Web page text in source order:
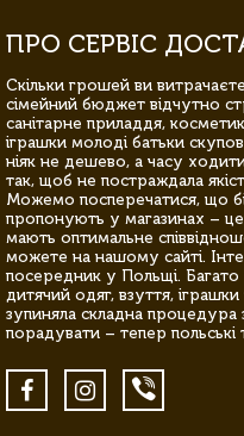
ПРО СЕРВІС
Скільки грошей ви
сімейний бюджет відчутно
санітарне приладдя,
іграшки молоді батьки
ніяк не дешево, а часу
так, щоб не постраждала
Можемо посперечатися, що
пропонують у магазинах – це
мають оптимальне
можете на нашому сайті.
посередник у Польщі.
дитячий одяг, взуття,
зупиняла складна процедура
порадувати – тепер